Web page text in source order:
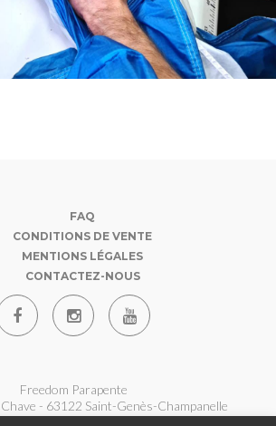
FAQ
CONDITIONS DE VENTE
MENTIONS LÉGALES
CONTACTEZ-NOUS
Freedom Parapente
- 63122 Saint-Genès-Champanelle